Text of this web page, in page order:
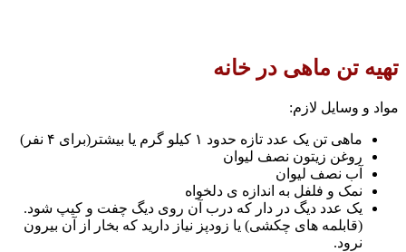
تهیه تن ماهی در خانه
مواد و وسایل لازم:
ماهی تن یک عدد تازه حدود ۱ کیلو گرم یا بیشتر(برای ۴ نفر)
روغن زیتون نصف لیوان
آب نصف لیوان
نمک و فلفل به اندازه ی دلخواه
یک عدد دیگ در دار که درب آن روی دیگ چفت و کیپ شود.
(قابلمه های چکشی) یا زودپز نیاز دارید که بخار از آن بیرون
نرود.